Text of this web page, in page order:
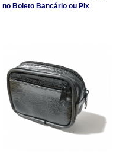
no Boleto Bancário ou Pix